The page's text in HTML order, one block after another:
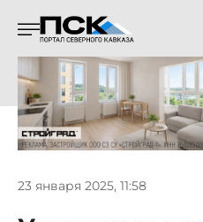
23 января 2025, 11:58